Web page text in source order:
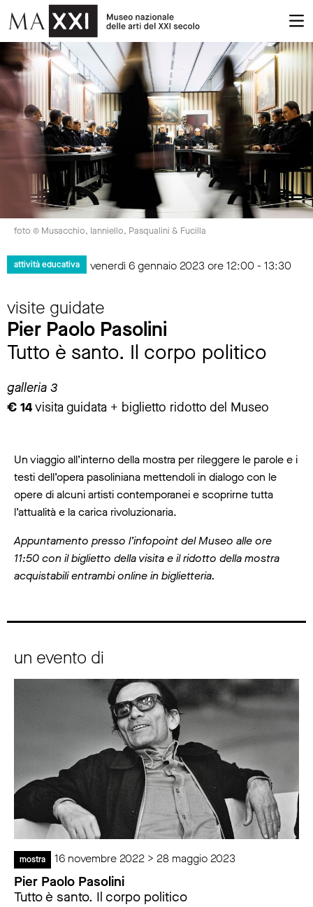
foto © Musacchio, Ianniello, Pasqualini & Fucilla
attività educativa venerdì 6 gennaio 2023 ore 12:00 - 13:30
visite guidate
Pier Paolo Pasolini
Tutto è santo. Il corpo politico
galleria 3
€ 14visita guidata + biglietto ridotto del Museo
Un viaggio all’interno della mostra per rileggere le parole e i
testi dell’opera pasoliniana mettendoli in dialogo con le
opere di alcuni artisti contemporanei e scoprirne tutta
l’attualità e la carica rivoluzionaria.
Appuntamento presso l’infopoint del Museo alle ore
11:50 con il biglietto della visita e il ridotto della mostra
acquistabili entrambi online in biglietteria.
un evento di
mostra 16 novembre 2022 > 28 maggio 2023
Pier Paolo Pasolini
Tutto è santo. Il corpo politico